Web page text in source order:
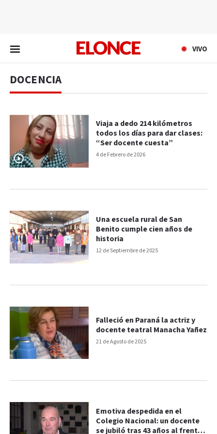
VIVO
DOCENCIA
4 de Febrero de 2026
Viaja a dedo 214 kilómetros
todos los días para dar clases:
“Ser docente cuesta”
12 de Septiembre de 2025
Una escuela rural de San
Benito cumple cien años de
historia
21 de Agosto de 2025
Falleció en Paraná la actriz y
docente teatral Manacha Yañez
Emotiva despedida en el
Colegio Nacional: un docente
se jubiló tras 43 años al frente